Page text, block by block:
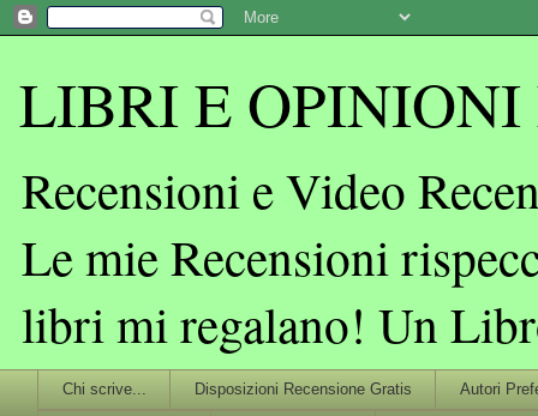
LIBRI E OPINIONI
Recensioni e Video
Le mie Recensioni
libri mi regalano! Un
Chi scrive... Disposizioni Recensione Gratis Autori